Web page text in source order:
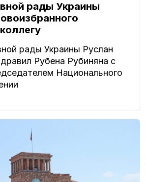
рады Украины
рады Украины Руслан
Рубена Рубиняна с
Национального